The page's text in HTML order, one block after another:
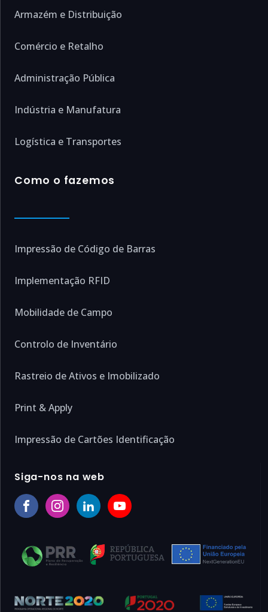
Armazém e Distribuição
Comércio e Retalho
Administração Pública
Indústria e Manufatura
Logística e Transportes
Como o fazemos
Impressão de Código de Barras
Implementação RFID
Mobilidade de Campo
Controlo de Inventário
Rastreio de Ativos e Imobilizado
Print & Apply
Impressão de Cartões Identificação
Siga-nos na web